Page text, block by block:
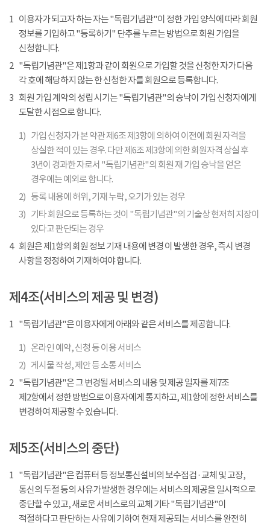
1 이용자가 되고자 하는 자는 "독립기념관"이 정한 가입 양식에 따라 회원
정보를 기입하고 "등록하기" 단추를 누르는 방법으로 회원 가입을
신청합니다.
2 "독립기념관"은 제1항과 같이 회원으로 가입할 것을 신청한 자가 다음
각 호에 해당하지 않는 한 신청한 자를 회원으로 등록합니다.
3 회원 가입 계약의 성립 시기는 "독립기념관"의 승낙이 가입 신청자에게
도달한 시점으로 합니다.
1) 가입 신청자가 본 약관 제6조 제3항에 의하여 이전에 회원 자격을
상실한 적이 있는 경우. 다만 제6조 제3항에 의한 회원자격 상실 후
3년이 경과한 자로서 "독립기념관"의 회원 재 가입 승낙을 얻은
경우에는 예외로 합니다.
2) 등록 내용에 허위, 기재 누락, 오기가 있는 경우
3) 기타 회원으로 등록하는 것이 "독립기념관"의 기술상 현저히 지장이
있다고 판단되는 경우
4
회원은 제1항의 회원 정보 기재 내용에 변경 이 발생한 경우, 즉시 변경
사항을 정정하여 기재하여야 합니다.
제4조(서비스의 제공 및 변경)
1 "독립기념관"은 이용자에게 아래와 같은 서비스를 제공합니다.
1) 온라인 예약, 신청 등 이용 서비스
2) 게시물 작성, 제안 등 소통 서비스
2 "독립기념관"은 그 변경될 서비스의 내용 및 제공 일자를 제7조
제2항에서 정한 방법으로 이용자에게 통지하고, 제1항에 정한 서비스를
변경하여 제공할 수 있습니다.
제5조(서비스의 중단)
1 "독립기념관"은 컴퓨터 등 정보통신설비의 보수점검 · 교체 및 고장,
통신의 두절 등의 사유가 발생한 경우에는 서비스의 제공을 일시적으로
중단할 수 있고, 새로운 서비스로의 교체 기타 "독립기념관"이
적절하다고 판단하는 사유에 기하여 현재 제공되는 서비스를 완전히